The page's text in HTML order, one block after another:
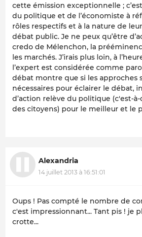
cette émission exceptionnelle ;
du politique et de l’économiste à
rôles respectifs et à la nature de
débat public. Je ne peux qu’être
credo de Mélenchon, la
les marchés. J’irais plus loin, à
l’expert est considérée comme
débat montre que si les approches
nécessaires pour éclairer le débat,
d’action relève du politique (c'est-
des citoyens) pour le meilleur et le
Alexandria
14 juillet 2013 à 16:51:01
Oups ! Pas compté le nombre de
c'est impressionnant... Tant pis ! je
crotte...